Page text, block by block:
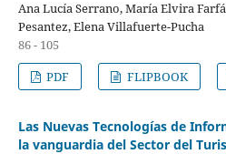
Ana Lucía Serrano, María Elvira
Pesantez, Elena Villafuerte-Pucha
86 - 105
PDF
FLIPBOOK
Las Nuevas Tecnologías de
la vanguardia del Sector del